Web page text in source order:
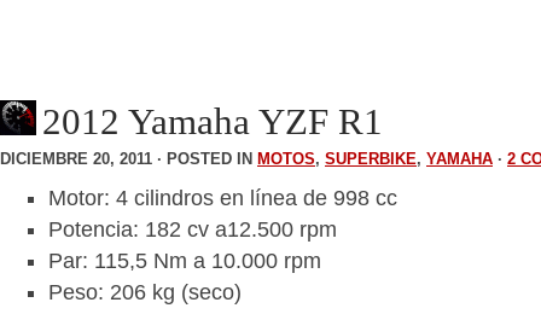
2012 Yamaha YZF R1
DICIEMBRE 20, 2011 · POSTED IN MOTOS, SUPERBIKE, YAMAHA · 2
Motor: 4 cilindros en línea de 998 cc
Potencia: 182 cv a12.500 rpm
Par: 115,5 Nm a 10.000 rpm
Peso: 206 kg (seco)